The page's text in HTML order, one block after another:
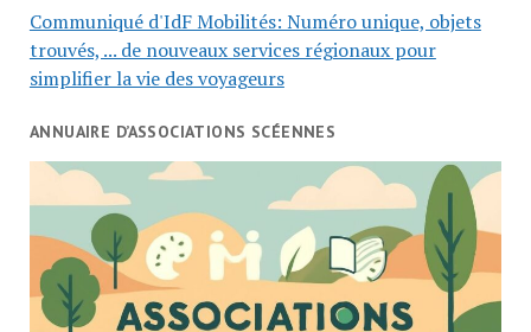
Communiqué d'IdF Mobilités: Numéro unique, objets
trouvés, ... de nouveaux services régionaux pour
simplifier la vie des voyageurs
ANNUAIRE D’ASSOCIATIONS SCÉENNES